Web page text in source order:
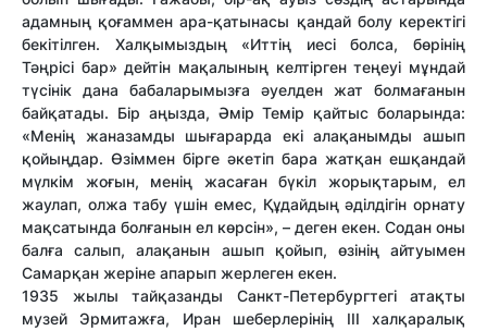
адамның қоғаммен ара-қатынасы қандай болу керектігі
бекітілген. Халқымыздың «Иттің иесі болса, бөрінің
Тәңрісі бар» дейтін мақалының келтірген теңеуі мұндай
түсінік дана бабаларымызға әуелден жат болмағанын
байқатады. Бір аңызда, Әмір Темір қайтыс боларында:
«Менің жаназамды шығарарда екі алақанымды ашып
қойыңдар. Өзіммен бірге әкетіп бара жатқан ешқандай
мүлкім жоғын, менің жасаған бүкіл жорықтарым, ел
жаулап, олжа табу үшін емес, Құдайдың әділдігін орнату
мақсатында болғанын ел көрсін», – деген екен. Содан оны
балға салып, алақанын ашып қойып, өзінің айтуымен
Самарқан жеріне апарып жерлеген екен.
1935 жылы тайқазанды Санкт-Петербургтегі атақты
музей Эрмитажға, Иран шеберлерінің III халқаралық